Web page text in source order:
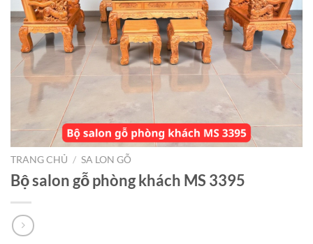
TRANG CHỦ / SA LON GỖ
Bộ salon gỗ phòng khách MS 3395